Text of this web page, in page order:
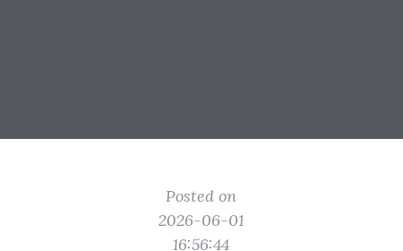
Posted on
2026-06-01
16:56:44